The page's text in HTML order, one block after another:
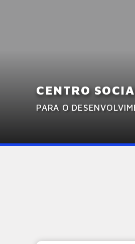
CENTRO
PARA O